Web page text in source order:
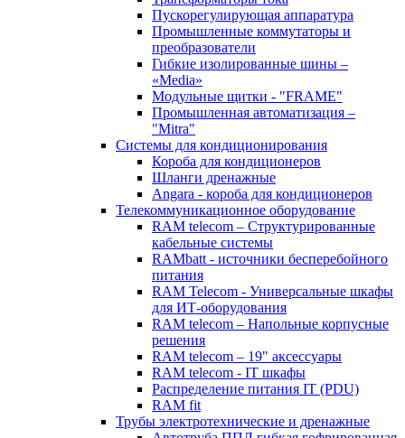
Пускорегулирующая аппаратура
Промышленные коммутаторы и
преобразователи
Гибкие изолированные шины –
«Media»
Модульные щитки - "FRAME"
Промышленная автоматизация –
"Mitra"
Системы для кондиционирования
Короба для кондиционеров
Шланги дренажные
Angara - короба для кондиционеров
Телекоммуникационное оборудование
RAM telecom – Структурированные
кабельные системы
RAMbatt - источники бесперебойного
питания
RAM Telecom - Универсальные шкафы
для ИТ-оборудования
RAM telecom – Напольные корпусные
решения
RAM telecom – 19" аксессуары
RAM telecom - IT шкафы
Распределение питания IT (PDU)
RAM fit
Трубы электротехнические и дренажные